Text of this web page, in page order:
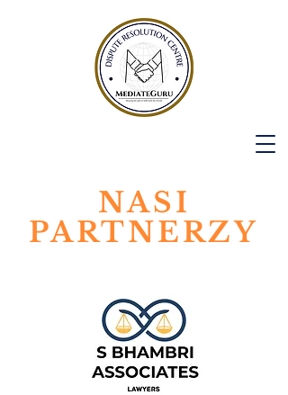
NASI
PARTNERZY